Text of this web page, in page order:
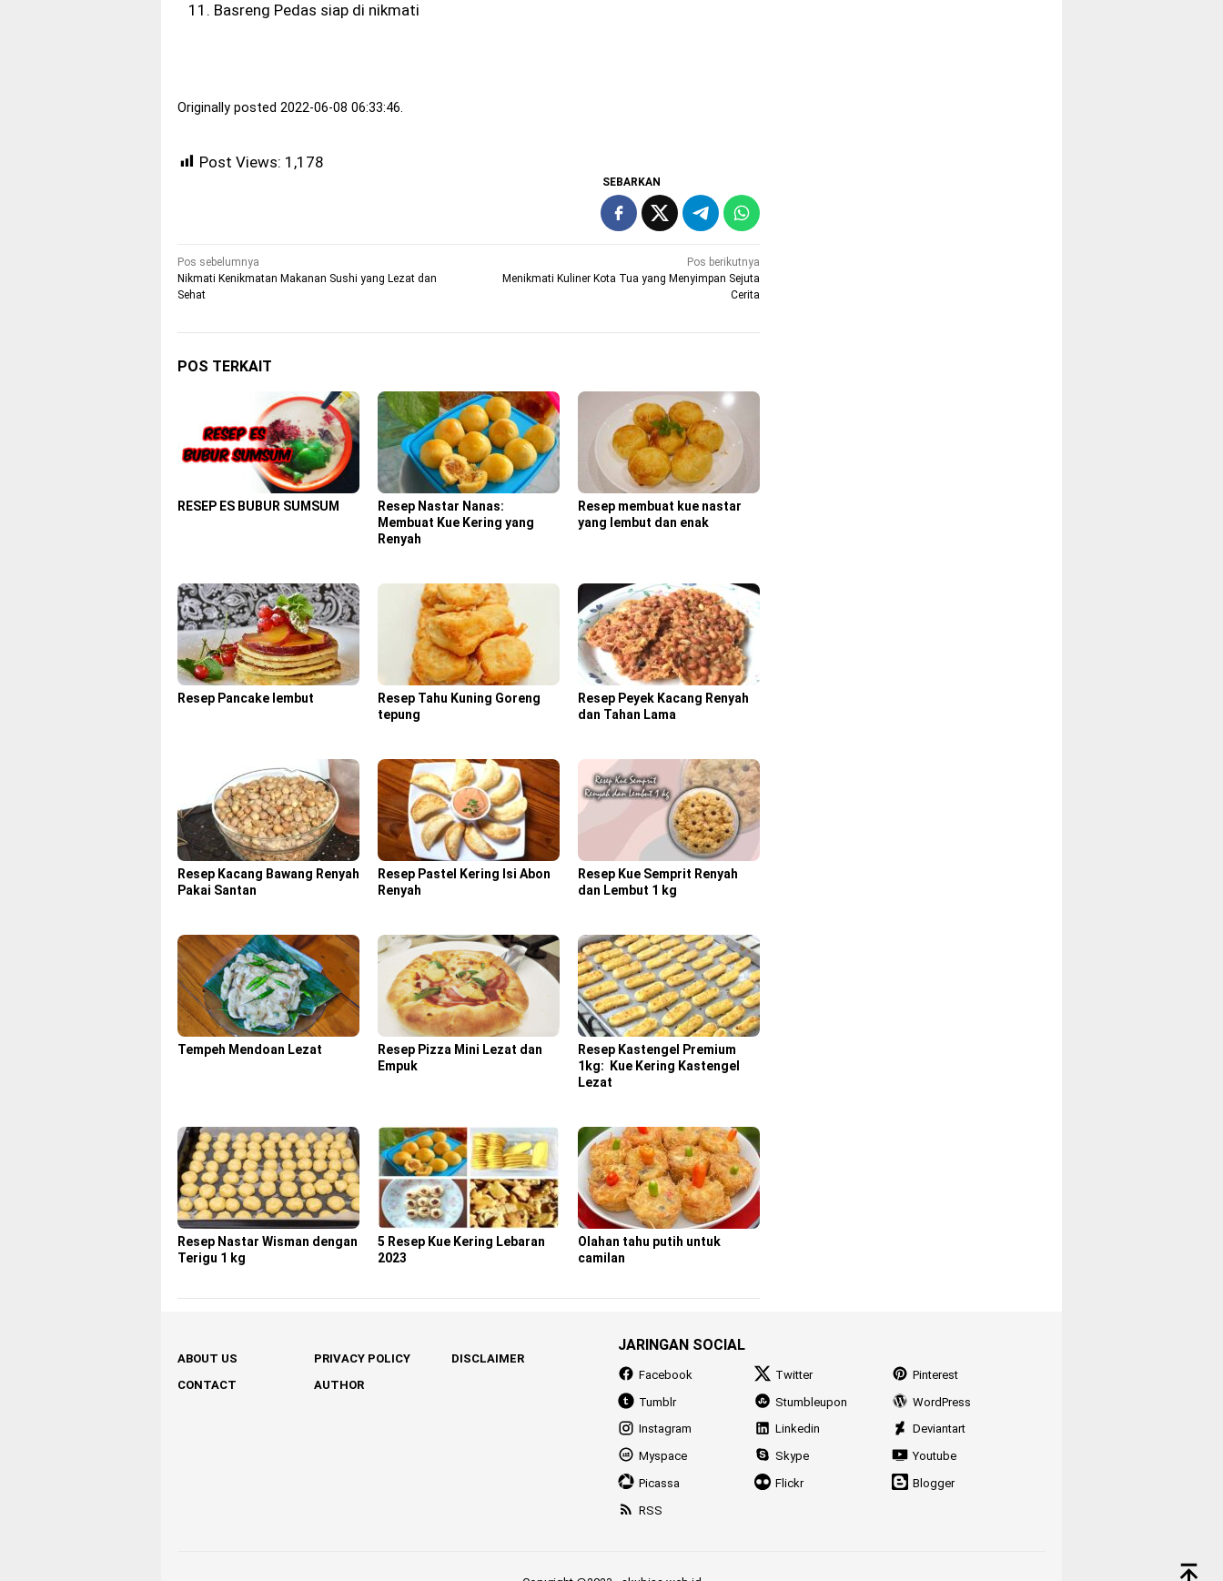
Basreng Pedas siap di nikmati
Originally posted 2022-06-08 06:33:46.
Post Views: 1,178
SEBARKAN
Navigasi
pos
Pos sebelumnya
Nikmati Kenikmatan Makanan Sushi yang Lezat dan
Sehat
Pos berikutnya
Menikmati Kuliner Kota Tua yang Menyimpan Sejuta
Cerita
POS TERKAIT
RESEP ES BUBUR SUMSUM
Resep Nastar Nanas:
Membuat Kue Kering yang
Renyah
Resep membuat kue nastar
yang lembut dan enak
Resep Pancake lembut
Resep Tahu Kuning Goreng
tepung
Resep Peyek Kacang Renyah
dan Tahan Lama
Resep Kacang Bawang Renyah
Pakai Santan
Resep Pastel Kering Isi Abon
Renyah
Resep Kue Semprit Renyah
dan Lembut 1 kg
Tempeh Mendoan Lezat
Resep Pizza Mini Lezat dan
Empuk
Resep Kastengel Premium
1kg: Kue Kering Kastengel
Lezat
Resep Nastar Wisman dengan
Terigu 1 kg
5 Resep Kue Kering Lebaran
2023
Olahan tahu putih untuk
camilan
ABOUT US PRIVACY POLICY
DISCLAIMER
CONTACT
AUTHOR
JARINGAN SOCIAL
Facebook Twitter
Pinterest
Tumblr
Stumbleupon
WordPress
Instagram
Linkedin
Deviantart
Myspace
Skype
Youtube
Picassa
Flickr
Blogger
RSS